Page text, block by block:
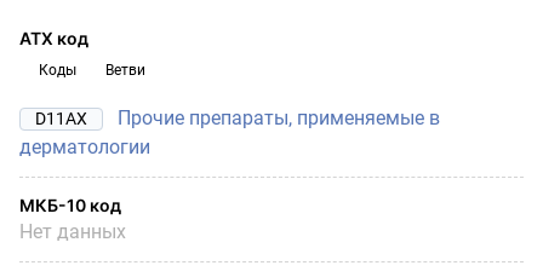
АТХ код
Коды Ветви
D11AX
Прочие препараты, применяемые в
дерматологии
МКБ-10 код
Нет данных